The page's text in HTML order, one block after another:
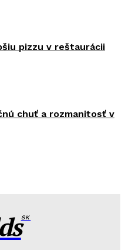
pizzu v reštaurácii
chuť a rozmanitosť v
SK